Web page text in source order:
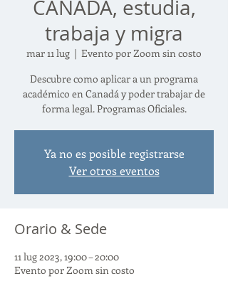
CANADA, estudia,
trabaja y migra
mar 11 lug
  |
Evento por Zoom sin costo
Descubre como aplicar a un programa
académico en Canadá y poder trabajar de
forma legal. Programas Oficiales.
Ya no es posible registrarse
Ver otros eventos
Orario & Sede
11 lug 2023, 19:00 – 20:00
Evento por Zoom sin costo